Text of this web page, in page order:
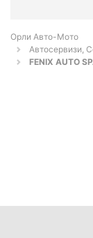
Орли Aвто-Mото
Автосервизи,
FENIX AUTO